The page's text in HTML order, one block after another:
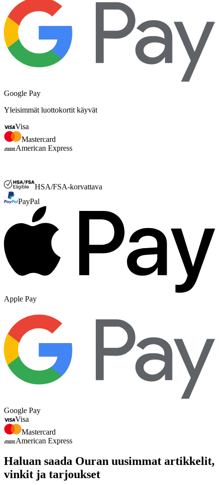
Google Pay
Yleisimmät luottokortit käyvät
Visa
Mastercard
American Express
HSA/FSA-korvattava
PayPal
Apple Pay
Google Pay
Visa
Mastercard
American Express
Haluan saada Ouran uusimmat artikkelit,
vinkit ja tarjoukset